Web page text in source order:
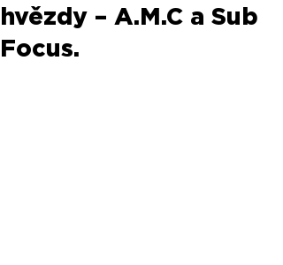
hvězdy – A.M.C a Sub
Focus.